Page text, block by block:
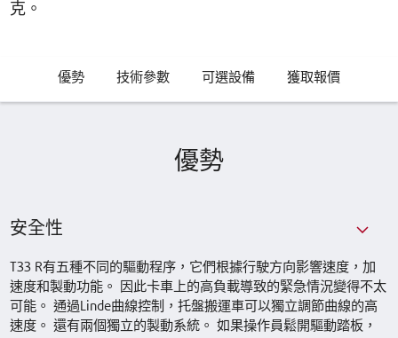
克。
優勢 技術參數 可選設備 獲取報價
優勢
安全性
T33 R有五種不同的驅動程序，它們根據行駛方向影響速度，加
速度和製動功能。 因此卡車上的高負載導致的緊急情況變得不太
可能。 通過Linde曲線控制，托盤搬運車可以獨立調節曲線的高
速度。 還有兩個獨立的製動系統。 如果操作員鬆開驅動踏板，